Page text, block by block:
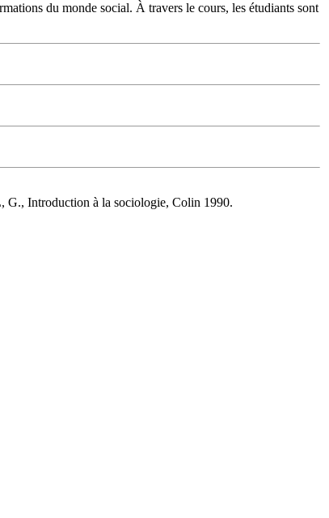
du monde social. À travers le cours, les étudiants sont
Introduction à la sociologie, Colin 1990.